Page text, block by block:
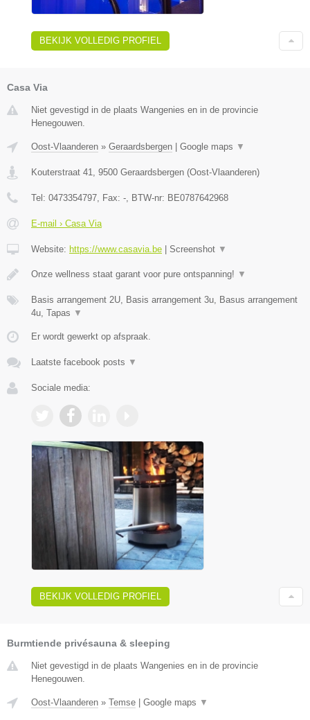
BEKIJK VOLLEDIG PROFIEL
Casa Via
Niet gevestigd in de plaats Wangenies en in de provincie
Henegouwen.
Oost-Vlaanderen » Geraardsbergen Google maps ▼
Kouterstraat 41 9500 Geraardsbergen (Oost-Vlaanderen)
Tel: 0473354797 , Fax: - , BTW-nr: BE0787642968
E-mail › Casa Via
Website: https://www.casavia.be Screenshot ▼
Onze wellness staat garant voor pure ontspanning! ▼
Basis arrangement 2U, Basis arrangement 3u, Basus arrangement
4u, Tapas ▼
Er wordt gewerkt op afspraak.
Laatste facebook posts ▼
Sociale media:
BEKIJK VOLLEDIG PROFIEL
Burmtiende privésauna & sleeping
Niet gevestigd in de plaats Wangenies en in de provincie
Henegouwen.
Oost-Vlaanderen » Temse Google maps ▼